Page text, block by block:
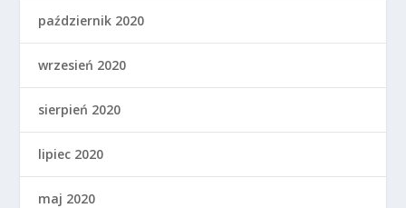
październik 2020
wrzesień 2020
sierpień 2020
lipiec 2020
maj 2020